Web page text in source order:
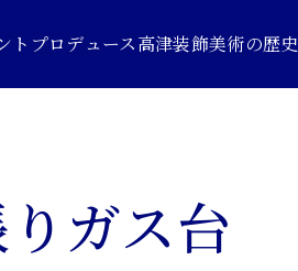
トプロデュース高津装飾美術の歴史
ガス台